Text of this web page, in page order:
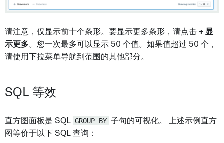
请注意，仅显示前十个条形。要显示更多条形，请点击 + 显
示更多。您一次最多可以显示 50 个值。如果值超过 50 个，
请使用下拉菜单导航到范围的其他部分。
SQL 等效
直方图面板是 SQL GROUP BY 子句的可视化。 上述示例直方
图等价于以下 SQL 查询：